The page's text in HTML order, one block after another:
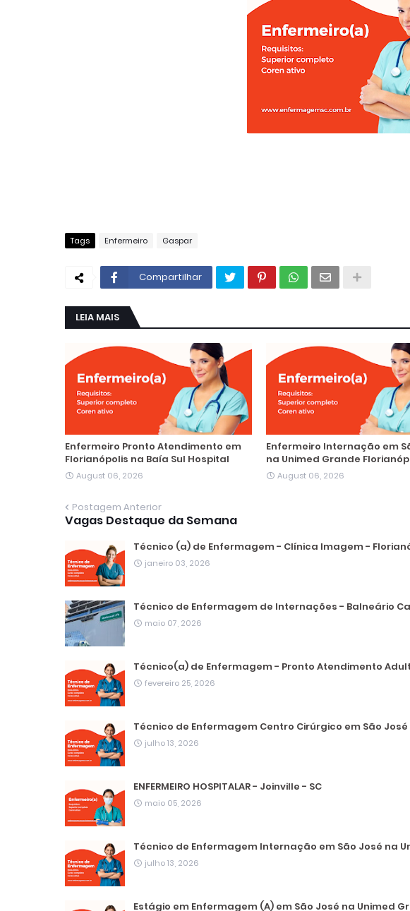
Tags Enfermeiro Gaspar
Compartilhar
LEIA MAIS
Enfermeiro Pronto Atendimento em
Florianópolis na Baía Sul Hospital
August 06, 2026
Enfermeiro Internação em
na Unimed Grande
August 06, 2026
Postagem Anterior
Vagas Destaque da Semana
Técnico (a) de Enfermagem - Clínica Imagem -
janeiro 03, 2026
Técnico de Enfermagem de Internações - Balneário
maio 07, 2026
Técnico(a) de Enfermagem - Pronto Atendimento
fevereiro 25, 2026
Técnico de Enfermagem Centro Cirúrgico em São
julho 13, 2026
ENFERMEIRO HOSPITALAR - Joinville - SC
maio 05, 2026
Técnico de Enfermagem Internação em São José na
julho 13, 2026
Estágio em Enfermagem (A) em São José na Unimed